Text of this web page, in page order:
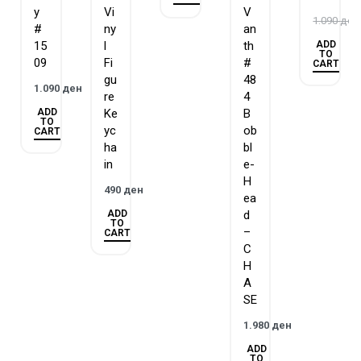
y
#
15
09
1.090 ден
ADD
TO
CART
Vi
ny
l
Fi
gu
re
Ke
yc
ha
in
490 ден
ADD
TO
CART
V
an
th
#
48
4
B
ob
bl
e-
H
ea
d
–
C
H
A
SE
1.980 ден
ADD
TO
1.090ден
ADD
TO
CART